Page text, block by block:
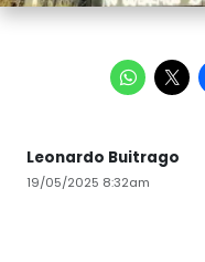
Leonardo Buitrago
19/05/2025 8:32am